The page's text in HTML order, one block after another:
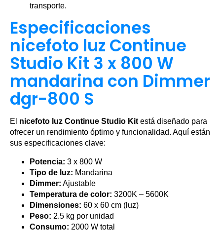
transporte.
Especificaciones
nicefoto luz Continue
Studio Kit 3 x 800 W
mandarina con Dimmer
dgr-800 S
El nicefoto luz Continue Studio Kitestá diseñado para
ofrecer un rendimiento óptimo y funcionalidad. Aquí están
sus especificaciones clave:
Potencia: 3 x 800 W
Tipo de luz: Mandarina
Dimmer: Ajustable
Temperatura de color: 3200K – 5600K
Dimensiones: 60 x 60 cm (luz)
Peso: 2.5 kg por unidad
Consumo: 2000 W total